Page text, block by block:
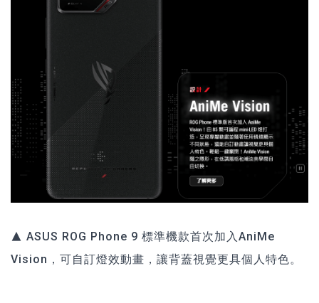
▲ ASUS ROG Phone 9 標準機款首次加入AniMe
Vision，可自訂燈效動畫，讓背蓋視覺更具個人特色。